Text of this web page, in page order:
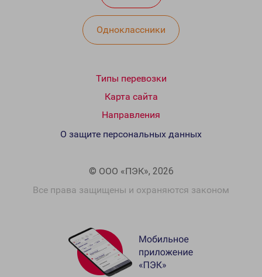
Одноклассники
Типы перевозки
Карта сайта
Направления
© ООО «ПЭК», 2026
Все права защищены и охраняются законом
О защите персональных данных